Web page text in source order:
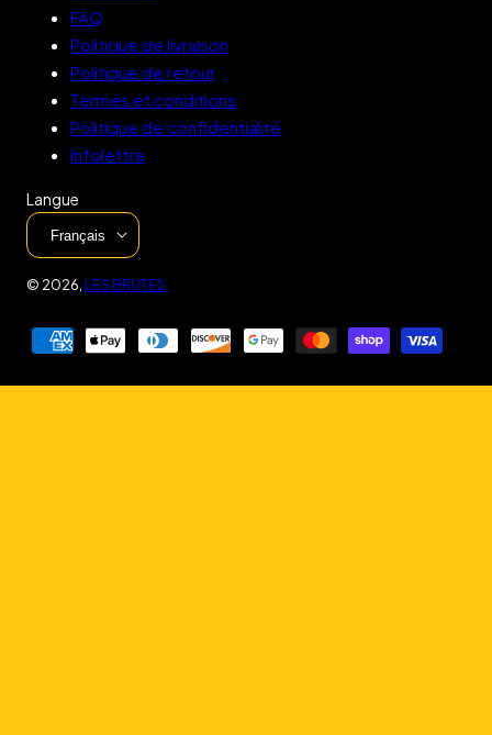
FAQ
Politique de livraison
Politique de retour
Termes et conditions
Politique de confidentialité
Infolettre
Langue
Français
© 2026, LES BRUTES
Modes
de